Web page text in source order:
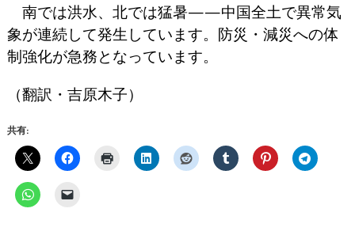
南では洪水、北では猛暑——中国全土で異常気
象が連続して発生しています。防災・減災への体
制強化が急務となっています。
（翻訳・吉原木子）
共有: